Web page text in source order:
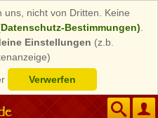
uns, nicht von Dritten. Keine
Bestimmungen)
Einstellungen (z.b.
Verwerfen